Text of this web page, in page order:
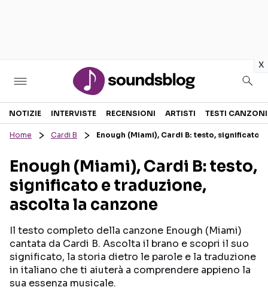
x
Sezioni
RECENSIONI MUSICALI
INTERVISTE
GOSSIP E CURIOSITÀ
TESTI CANZONI
TOUR ED EVENTI
TALENT SHOW
NOTIZIE INTERVISTE RECENSIONI ARTISTI TESTI CANZONI
Home Cardi B Enough (Miami), Cardi B: testo, significato
Enough (Miami), Cardi B: testo,
significato e traduzione,
ascolta la canzone
Il testo completo della canzone Enough (Miami)
cantata da Cardi B. Ascolta il brano e scopri il suo
significato, la storia dietro le parole e la traduzione
in italiano che ti aiuterà a comprendere appieno la
sua essenza musicale.